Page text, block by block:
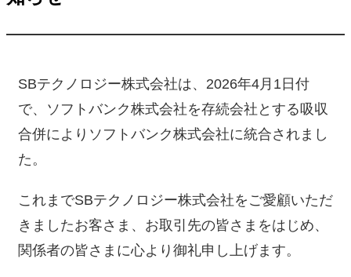
SBテクノロジー株式会社は、2026年4月1日付
で、ソフトバンク株式会社を存続会社とする吸収
合併によりソフトバンク株式会社に統合されまし
た。
これまでSBテクノロジー株式会社をご愛顧いただ
きましたお客さま、お取引先の皆さまをはじめ、
関係者の皆さまに心より御礼申し上げます。